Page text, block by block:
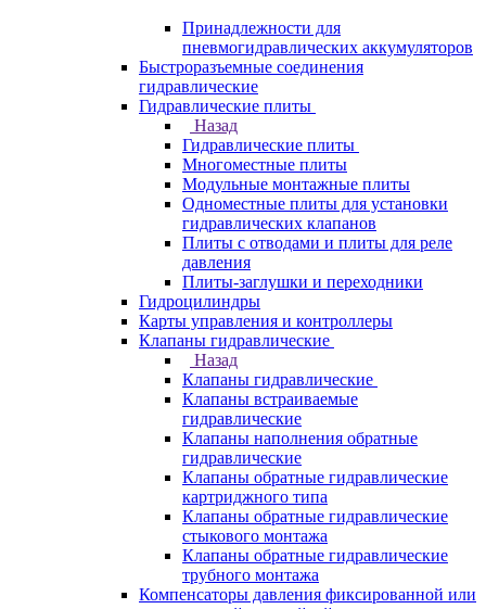
Принадлежности для
пневмогидравлических аккумуляторов
Быстроразъемные соединения
гидравлические
Гидравлические плиты
Назад
Гидравлические плиты
Многоместные плиты
Модульные монтажные плиты
Одноместные плиты для установки
гидравлических клапанов
Плиты с отводами и плиты для реле
давления
Плиты-заглушки и переходники
Гидроцилиндры
Карты управления и контроллеры
Клапаны гидравлические
Назад
Клапаны гидравлические
Клапаны встраиваемые
гидравлические
Клапаны наполнения обратные
гидравлические
Клапаны обратные гидравлические
картриджного типа
Клапаны обратные гидравлические
стыкового монтажа
Клапаны обратные гидравлические
трубного монтажа
Компенсаторы давления фиксированной или